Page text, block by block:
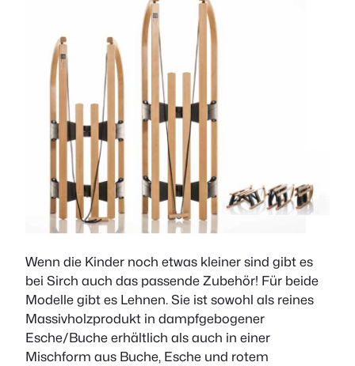
Wenn die Kinder noch etwas kleiner sind gibt es
bei Sirch auch das passende Zubehör! Für beide
Modelle gibt es Lehnen. Sie ist sowohl als reines
Massivholzprodukt in dampfgebogener
Esche/Buche erhältlich als auch in einer
Mischform aus Buche, Esche und rotem